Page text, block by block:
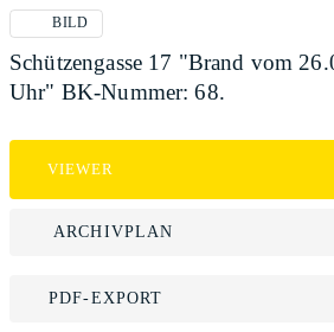
BILD
Schützengasse 17 "Brand vom
Uhr" BK-Nummer: 68.
VIEWER
ARCHIVPLAN
PDF-EXPORT